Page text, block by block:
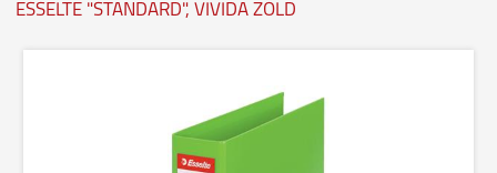
ESSELTE "STANDARD", VIVIDA ZÖLD